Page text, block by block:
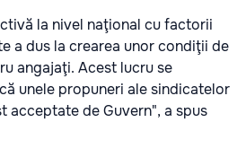
la nivel naţional cu factorii
a dus la crearea unor condiţii de
angajaţi. Acest lucru se
unele propuneri ale sindicatelor
acceptate de Guvern", a spus